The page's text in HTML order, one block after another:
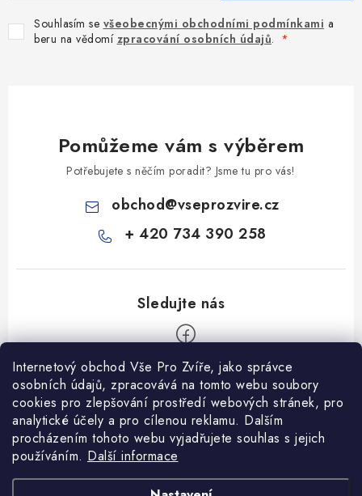
Internetový obchod Vše Pro Zvíře, jako správce
osobních údajů, zpracovává na tomto webu soubory
cookies pro zlepšování prostředí webových stránek, pro
analytické účely a pro cílenou reklamu. Dalším
procházením tohoto webu vyjadřujete souhlas s jejich
používáním. Další informace
Souhlasím se všeobecnými obchodními podmínkami a
beru na vědomí zpracování osobních údajů.
Pomůžeme vám s výběrem
Potřebujete s něčím poradit? Jsme tu pro vás!
obchod@vseprozvire.cz
+ 420 734 390 258
Informace pro Vás
Ceník dopravy
Kontakty
Heuréka recenze